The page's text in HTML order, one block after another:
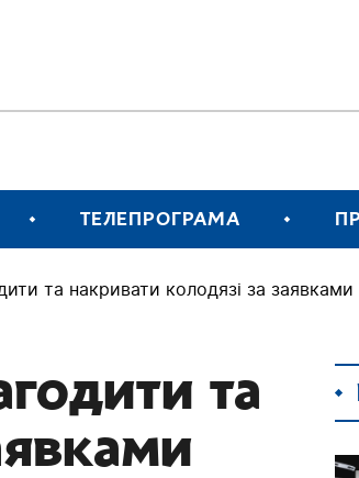
ТЕЛЕПРОГРАМА
та накривати колодязі за
та